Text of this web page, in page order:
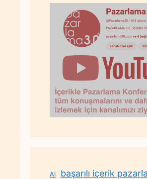
AI başarılı içerik